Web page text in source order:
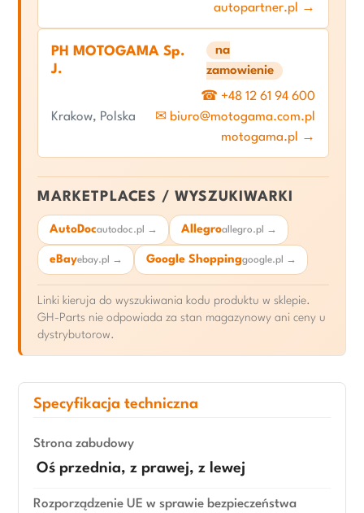
autopartner.pl →
PH MOTOGAMA Sp.
J.
na
zamowienie
Krakow, Polska
☎ +48 12 61 94 600
✉ biuro@motogama.com.pl
motogama.pl →
MARKETPLACES / WYSZUKIWARKI
AutoDocautodoc.pl → Allegroallegro.pl →
eBayebay.pl → Google Shoppinggoogle.pl →
Linki kieruja do wyszukiwania kodu produktu w sklepie.
GH-Parts nie odpowiada za stan magazynowy ani ceny u
dystrybutorow.
Specyfikacja techniczna
Strona zabudowy
Oś przednia, z prawej, z lewej
Rozporządzenie UE w sprawie bezpieczeństwa